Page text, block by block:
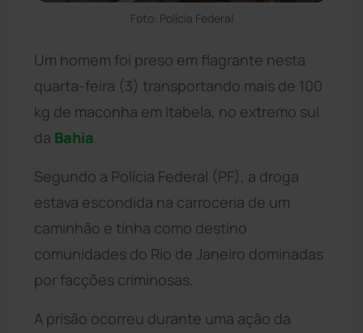
Foto: Polícia Federal
Um homem foi preso em flagrante nesta
quarta-feira (3) transportando mais de 100
kg de maconha em Itabela, no extremo sul
da Bahia
Segundo a Polícia Federal (PF), a droga
estava escondida na carroceria de um
caminhão e tinha como destino
comunidades do Rio de Janeiro dominadas
por facções criminosas.
A prisão ocorreu durante uma ação da